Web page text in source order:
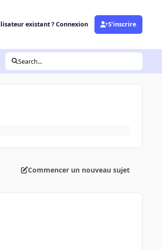
existant ? Connexion S’inscrire
Search...
Commencer un nouveau sujet